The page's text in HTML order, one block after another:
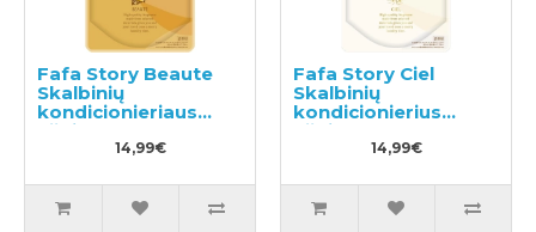
Fafa Story Beaute
Skalbinių
kondicionieriaus
užpildas 500ml
14,99€
Fafa Story Ciel
Skalbinių
kondicionierius
užpildas 500ml
14,99€